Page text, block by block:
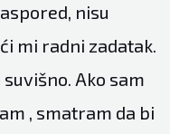
nisu
mi radni zadatak.
Ako sam
, smatram da bi